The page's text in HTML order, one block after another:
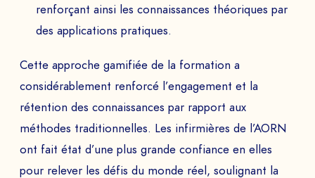
renforçant ainsi les connaissances théoriques par
des applications pratiques.
Cette approche gamifiée de la formation a
considérablement renforcé l’engagement et la
rétention des connaissances par rapport aux
méthodes traditionnelles. Les infirmières de l’AORN
ont fait état d’une plus grande confiance en elles
pour relever les défis du monde réel, soulignant la
DEMANDEZ VOTRE
DÉMO
Echangez avec notre équipe d’experts et
obtenez un aperçu de nos jeux immersifs.